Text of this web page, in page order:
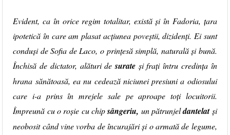
Evident, ca în orice regim totalitar, există și în Fadoria, țara
ipotetică în care am plasat acțiunea poveștii, dizidenți. Ei sunt
conduși de Sofia de Laco, o prințesă simplă, naturală și bună.
Închisă de dictator, alături desurate și frați întru credința în
hrana sănătoasă, ea nu cedează niciunei presiuni a odiosului
care i-a prins în mrejele sale pe aproape toți locuitorii.
Împreună cu o roșie cu chipsângeriu, un pătrunjeldantelatși
neobosit când vine vorba de încurajări și o armată de legume,